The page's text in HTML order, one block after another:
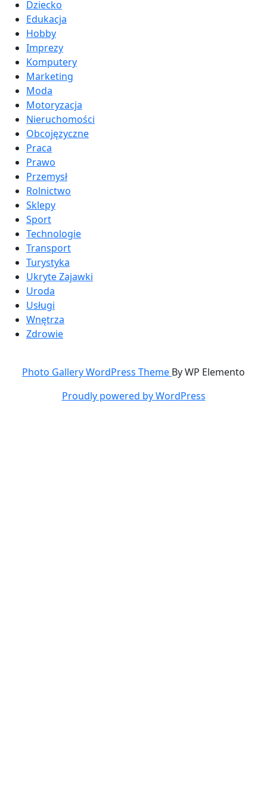
Dziecko
Edukacja
Hobby
Imprezy
Komputery
Marketing
Moda
Motoryzacja
Nieruchomości
Obcojęzyczne
Praca
Prawo
Przemysł
Rolnictwo
Sklepy
Sport
Technologie
Transport
Turystyka
Ukryte Zajawki
Uroda
Usługi
Wnętrza
Zdrowie
Photo Gallery WordPress Theme By WP Elemento
Proudly powered by WordPress